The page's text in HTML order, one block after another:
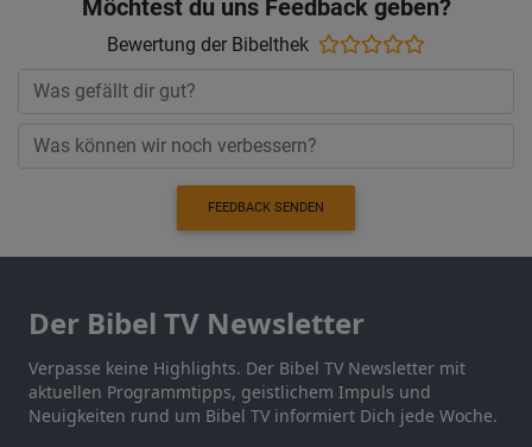
Möchtest du uns Feedback geben?
Bewertung der Bibelthek
FEEDBACK SENDEN
Der Bibel TV Newsletter
Verpasse keine Highlights. Der Bibel TV Newsletter mit
aktuellen Programmtipps, geistlichem Impuls und
Neuigkeiten rund um Bibel TV informiert Dich jede Woche.